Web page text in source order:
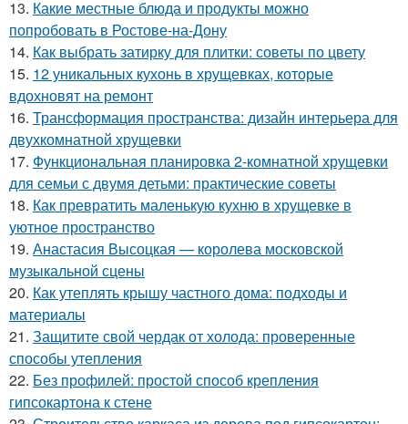
13. Какие местные блюда и продукты можно
попробовать в Ростове-на-Дону
14. Как выбрать затирку для плитки: советы по цвету
15. 12 уникальных кухонь в хрущевках, которые
вдохновят на ремонт
16. Трансформация пространства: дизайн интерьера для
двухкомнатной хрущевки
17. Функциональная планировка 2-комнатной хрущевки
для семьи с двумя детьми: практические советы
18. Как превратить маленькую кухню в хрущевке в
уютное пространство
19. Анастасия Высоцкая — королева московской
музыкальной сцены
20. Как утеплять крышу частного дома: подходы и
материалы
21. Защитите свой чердак от холода: проверенные
способы утепления
22. Без профилей: простой способ крепления
гипсокартона к стене